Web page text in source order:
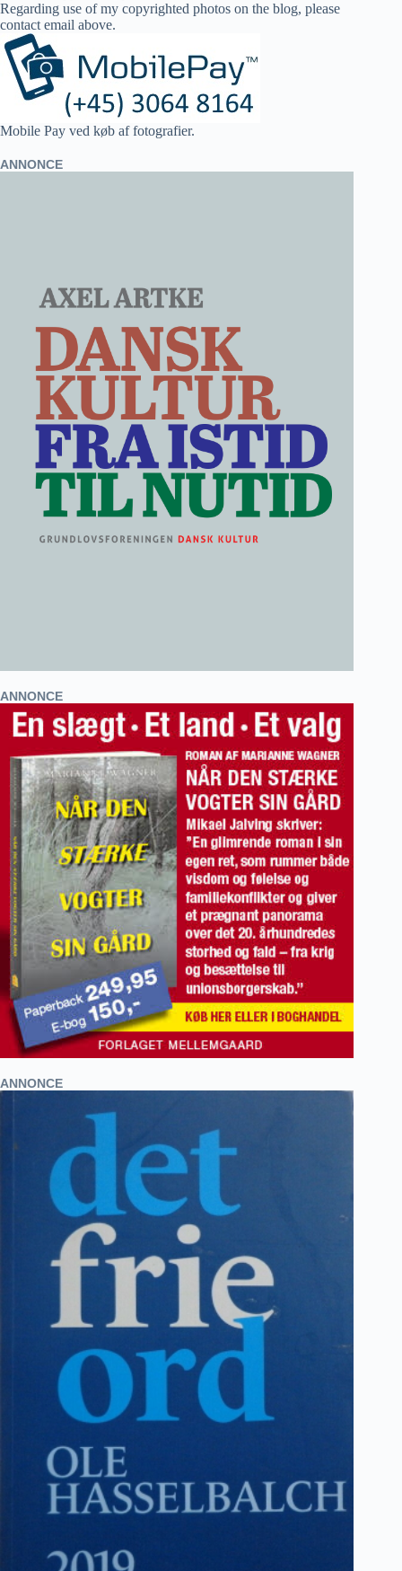
Regarding use of my copyrighted photos on the blog, please
contact email above.
Mobile Pay ved køb af fotografier.
ANNONCE
ANNONCE
ANNONCE